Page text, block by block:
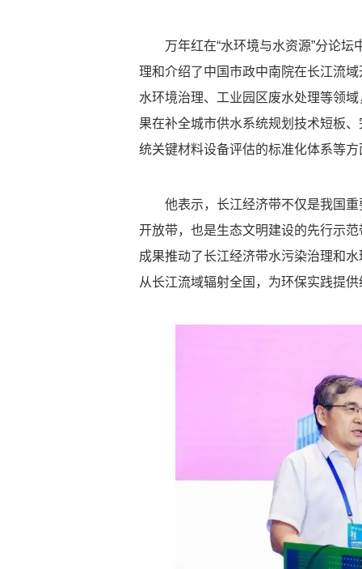
万年红在“水环境与水资源”分论
理和介绍了中国市政中南院在长江流
水环境治理、工业园区废水处理等领
果在补全城市供水系统规划技术短板
统关键材料设备评估的标准化体系等
他表示，长江经济带不仅是我国
开放带，也是生态文明建设的先行示
成果推动了长江经济带水污染治理和
从长江流域辐射全国，为环保实践提